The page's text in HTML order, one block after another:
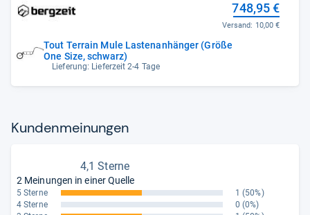
Tout Terrain Mule Lastenanhänger (Größe
One Size, schwarz)
Lieferung: Lieferzeit 2-4 Tage
748,95 €
Versand: 10,00 €
Kun­den­mei­nun­gen
4,1 Sterne
2 Meinungen in einer Quelle
5 Sterne 1 (50%)
4 Sterne
0 (0%)